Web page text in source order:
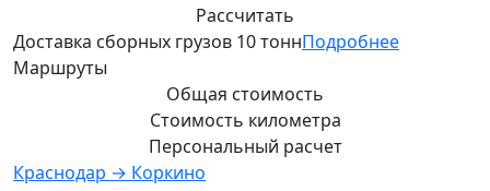
Рассчитать
Доставка сборных грузов 10 тоннПодробнее
Маршруты
Общая стоимость
Стоимость километра
Персональный расчет
Краснодар → Коркино